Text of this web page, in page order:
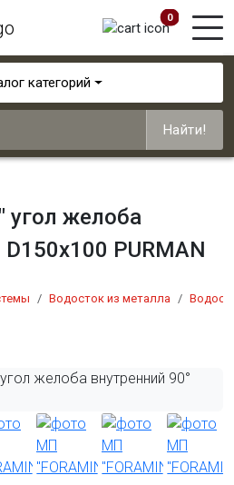
0
категорий
Найти!
угол желоба
PURMAN
Водосток из металла